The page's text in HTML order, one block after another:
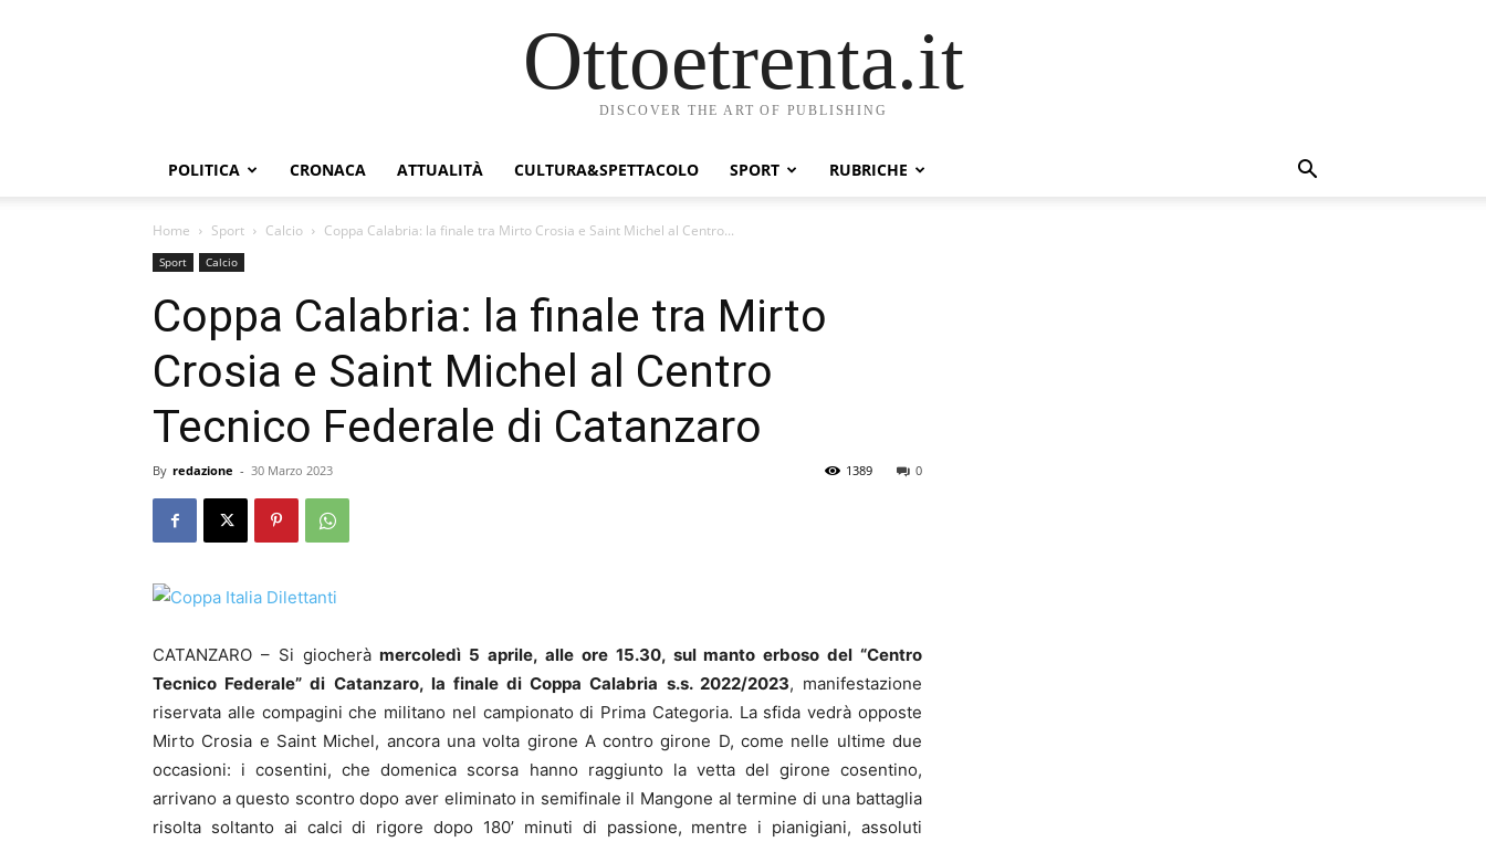
Ottoetrenta.it
DISCOVER THE ART OF PUBLISHING
POLITICA CRONACA ATTUALITÀ CULTURA&SPETTACOLO SPORT RUBRICHE
Home Sport Calcio Coppa Calabria: la finale tra Mirto Crosia e Saint Michel al Centro...
Sport Calcio
Coppa Calabria: la finale tra Mirto
Crosia e Saint Michel al Centro
Tecnico Federale di Catanzaro
By redazione - 30 Marzo 2023 0
1389
CATANZARO – Si giocheràmercoledì 5 aprile, alle ore 15.30, sul manto erboso del “Centro
Tecnico Federale” di Catanzaro, la finale di Coppa Calabria s.s. 2022/2023, manifestazione
riservata alle compagini che militano nel campionato di Prima Categoria. La sfida vedrà opposte
Mirto Crosia e Saint Michel, ancora una volta girone A contro girone D, come nelle ultime due
occasioni: i cosentini, che domenica scorsa hanno raggiunto la vetta del girone cosentino,
arrivano a questo scontro dopo aver eliminato in semifinale il Mangone al termine di una battaglia
risolta soltanto ai calci di rigore dopo 180’ minuti di passione, mentre i pianigiani, assoluti